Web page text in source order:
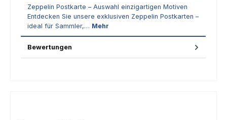
Zeppelin Postkarte – Auswahl einzigartigen Motiven
Entdecken Sie unsere exklusiven Zeppelin Postkarten –
ideal für Sammler,… Mehr
Bewertungen